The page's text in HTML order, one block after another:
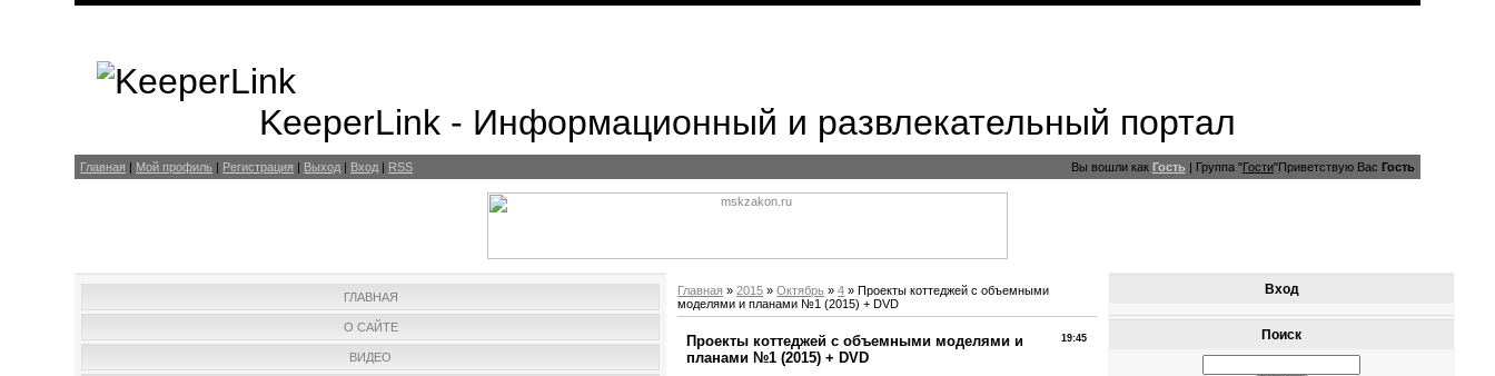
KeeperLink - Информационный и развлекательный портал
Главная | Мой профиль | Регистрация | Выход | Вход | RSS Вы вошли как Гость | Группа"Гости"Приветствую Вас Гость
ГЛАВНАЯ
О САЙТЕ
ВИДЕО
Главная »2015 » Октябрь » 4 » Проекты коттеджей с объемными
моделями и планами №1 (2015) + DVD
19:45
Проекты коттеджей с объемными моделями и
планами №1 (2015) + DVD
Вход
Поиск